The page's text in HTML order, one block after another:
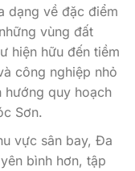
dạng về đặc điểm
vùng đất
hiện hữu đến tiềm
công nghiệp nhỏ
quy hoạch
Sơn.
vực sân bay, Đa
bình hơn, tập